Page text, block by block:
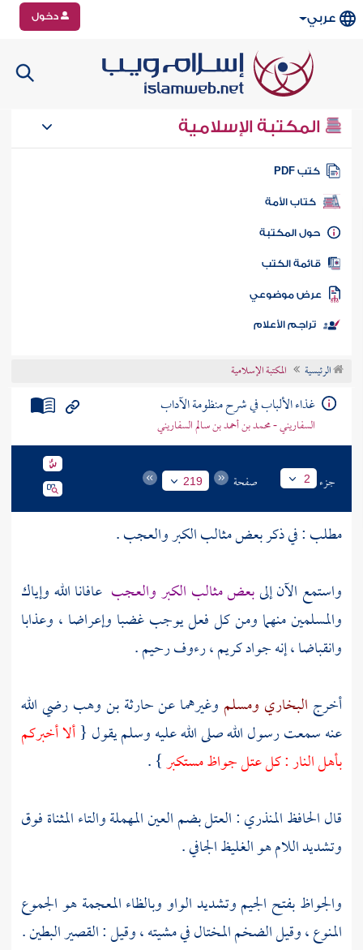
عربي دخول
المكتبة الإسلامية
كتب PDF
كتاب الأمة
المكتبة
الكتب
موضوعي
تراجم الأعلام
الرئيسية المكتبة الإسلامية
غذاء الألباب في شرح منظومة الآداب
السفاريني - محمد بن أحمد بن سالم السفاريني
جزء 2 صفحة 219
مطلب : في ذكر بعض مثالب الكبر والعجب .
واستمع الآن إلىبعض مثالب الكبر والعجب عافانا الله وإياك
والمسلمين منهما ومن كل فعل يوجب غضبا وإعراضا ، وعذابا
وانقباضا ، إنه جواد كريم ، رءوف رحيم .
أخرج البخاري ومسلم وغيرهما عنحارثة بن وهبرضي الله
عنه سمعت رسول الله صلى الله عليه وسلم يقول {ألا أخبركم
بأهل النار : كل عتل جواظ مستكبر} .
قالالحافظ المنذري: العتل بضم العين المهملة والتاء المثناة فوق
وتشديد اللام هو الغليظ الجافي .
والجواظ بفتح الجيم وتشديد الواو وبالظاء المعجمة هو الجموع
المنوع ، وقيل الضخم المختال في مشيته ، وقيل : القصير البطين .